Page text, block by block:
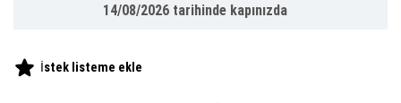
Şekillendirici
14/08/2026 tarihinde kapınızda
İstek listeme ekle